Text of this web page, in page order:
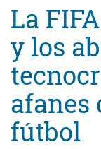
La
y los
afanes
fútbol